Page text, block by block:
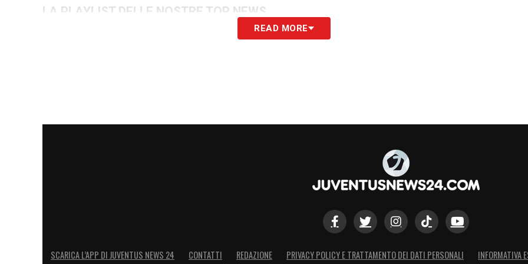
LA PLAYLIST DELLE NOSTRE TOP NEWS
READ MORE
SCARICA L’APP DI JUVENTUS NEWS 24 CONTATTI REDAZIONE PRIVACY POLICY E TRATTAMENTO DEI DATI PERSONALI INFORMATIVA